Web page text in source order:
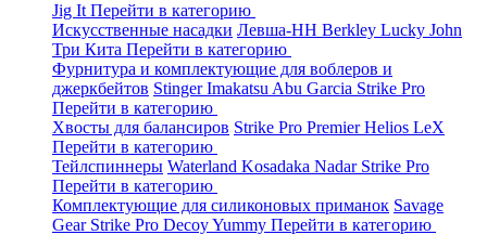
Jig It Перейти в категорию
Искусственные насадки Левша-НН Berkley Lucky John
Три Кита Перейти в категорию
Фурнитура и комплектующие для воблеров и
джеркбейтов StingerImakatsu Abu Garcia Strike Pro
Перейти в категорию
Хвосты для балансиров Strike Pro PremierHelios LeX
Перейти в категорию
Тейлспиннеры Waterland Kosadaka Nadar Strike Pro
Перейти в категорию
Комплектующие для силиконовых приманок Savage
Gear Strike Pro DecoyYummy Перейти в категорию